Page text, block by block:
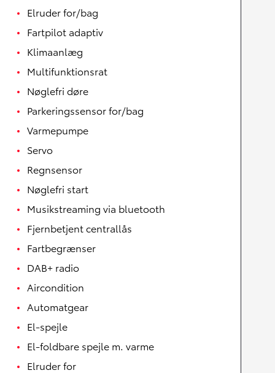
Elruder for/bag
Fartpilot adaptiv
Klimaanlæg
Multifunktionsrat
Nøglefri døre
Parkeringssensor for/bag
Varmepumpe
Servo
Regnsensor
Nøglefri start
Musikstreaming via bluetooth
Fjernbetjent centrallås
Fartbegrænser
DAB+ radio
Aircondition
Automatgear
El-spejle
El-foldbare spejle m. varme
Elruder for